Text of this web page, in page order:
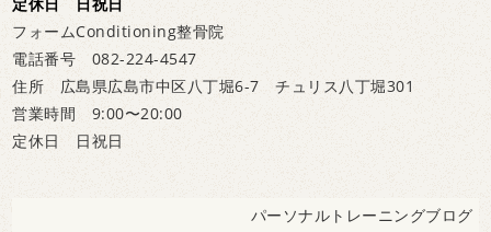
フォームConditioning整骨院
電話番号 082-224-4547
住所 広島県広島市中区八丁堀6-7 チュリス八丁堀301
営業時間 9:00〜20:00
定休日 日祝日
パーソナルトレーニングブログ